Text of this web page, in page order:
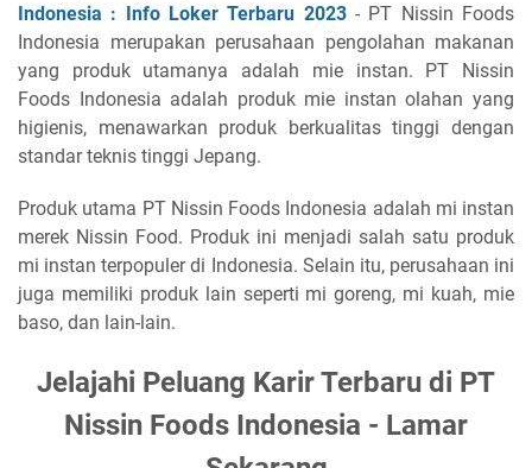
Indonesia : Info Loker Terbaru 2023- PT Nissin Foods
Indonesia merupakan perusahaan pengolahan makanan
yang produk utamanya adalah mie instan. PT Nissin
Foods Indonesia adalah produk mie instan olahan yang
higienis, menawarkan produk berkualitas tinggi dengan
standar teknis tinggi Jepang.
Produk utama PT Nissin Foods Indonesia adalah mi instan
merek Nissin Food. Produk ini menjadi salah satu produk
mi instan terpopuler di Indonesia. Selain itu, perusahaan ini
juga memiliki produk lain seperti mi goreng, mi kuah, mie
baso, dan lain-lain.
Jelajahi Peluang Karir Terbaru di PT
Nissin Foods Indonesia - Lamar